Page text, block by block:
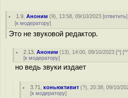
1.9 ,Аноним (9), 13:58, 09/10/2023 [ответить
[к модератору]
Это не звуковой редактор.
2.13 ,Аноним (13), 14:00, 09/10/2023 [^] [
[к модератору]
но ведь звуки издает
3.71 ,коньюктивит (?), 20:38, 09/10/
[к модератору]